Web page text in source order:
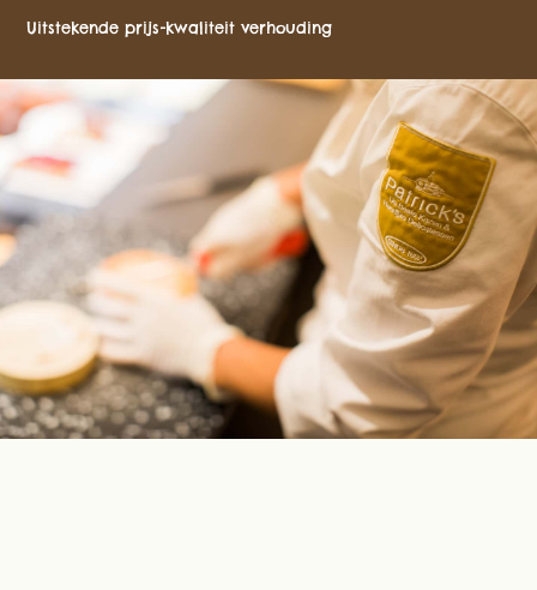
Uitstekende prijs-kwaliteit verhouding